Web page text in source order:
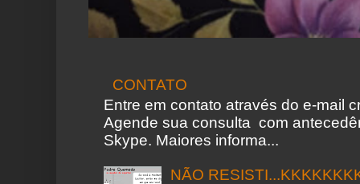
CONTATO
Entre em contato através do e-mail
Agende sua consulta com
Skype. Maiores informa...
NÃO